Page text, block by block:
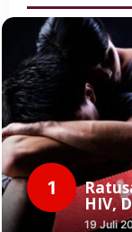
1
HIV,
19 Juli